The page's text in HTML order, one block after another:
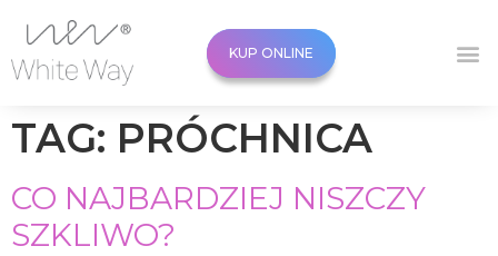
KUP ONLINE
TAG: PRÓCHNICA
CO NAJBARDZIEJ NISZCZY
SZKLIWO?